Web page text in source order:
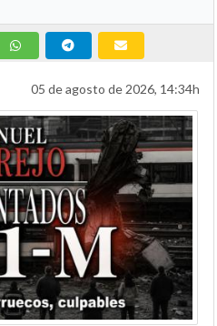
05 de agosto de 2026, 14:34h